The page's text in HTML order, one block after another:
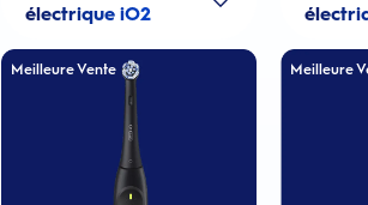
électrique iO2
Meilleure Vente Meilleure